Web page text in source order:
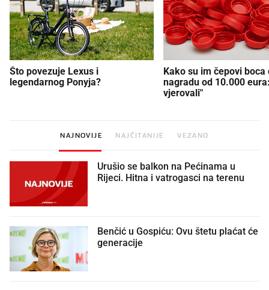
Što povezuje Lexus i
legendarnog Ponyja?
Kako su im čepovi boca
nagradu od 10.000
vjerovali"
NAJNOVIJE NAJČITANIJE VEZANO
Urušio se balkon na Pećinama u
Rijeci. Hitna i vatrogasci na terenu
Benčić u Gospiću: Ovu štetu plaćat će
generacije